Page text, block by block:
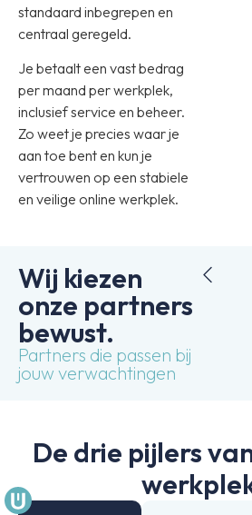
standaard inbegrepen en
centraal geregeld.
Je betaalt een vast bedrag
per maand per werkplek,
inclusief service en beheer.
Zo weet je precies waar je
aan toe bent en kun je
vertrouwen op een stabiele
en veilige online werkplek.
Wij kiezen
onze partners
bewust.
Partners die passen bij
jouw verwachtingen
De drie pijlers